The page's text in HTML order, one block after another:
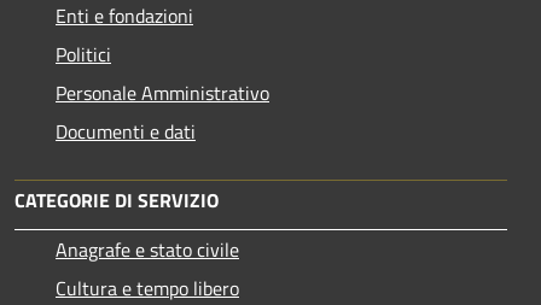
Enti e fondazioni
Politici
Personale Amministrativo
Documenti e dati
CATEGORIE DI SERVIZIO
Anagrafe e stato civile
Cultura e tempo libero